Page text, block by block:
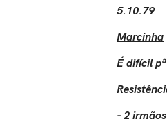
5.10.79
Marcinha
É difícil
- 2